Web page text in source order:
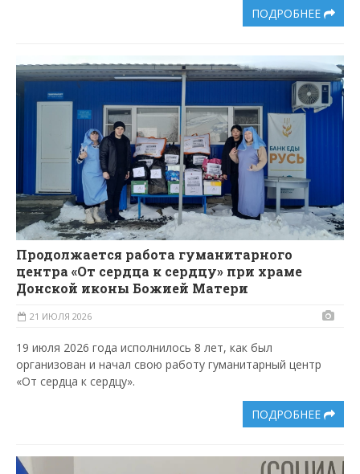
ПОДРОБНЕЕ
Продолжается работа гуманитарного
центра «От сердца к сердцу» при храме
Донской иконы Божией Матери
21 ИЮЛЯ 2026
19 июля 2026 года исполнилось 8 лет, как был
организован и начал свою работу гуманитарный центр
«От сердца к сердцу».
ПОДРОБНЕЕ